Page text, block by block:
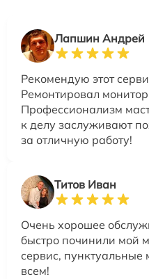
Лапшин Андрей
Рекомендую этот
Ремонтировал
Профессионализм
к делу заслуживают
за отличную работу!
Титов Иван
Очень хорошее
быстро починили мой
сервис,
всем!